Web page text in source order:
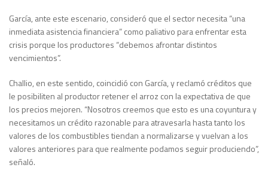
García, ante este escenario, consideró que el sector necesita “una
inmediata asistencia financiera” como paliativo para enfrentar esta
crisis porque los productores “debemos afrontar distintos
vencimientos”.
Challio, en este sentido, coincidió con García, y reclamó créditos que
le posibiliten al productor retener el arroz con la expectativa de que
los precios mejoren. “Nosotros creemos que esto es una coyuntura y
necesitamos un crédito razonable para atravesarla hasta tanto los
valores de los combustibles tiendan a normalizarse y vuelvan a los
valores anteriores para que realmente podamos seguir produciendo”,
señaló.